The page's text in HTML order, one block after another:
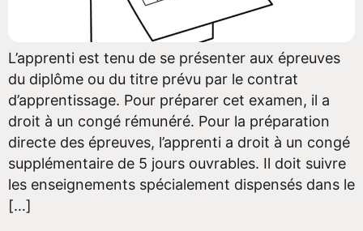
L’apprenti est tenu de se présenter aux épreuves
du diplôme ou du titre prévu par le contrat
d’apprentissage. Pour préparer cet examen, il a
droit à un congé rémunéré. Pour la préparation
directe des épreuves, l’apprenti a droit à un congé
supplémentaire de 5 jours ouvrables. Il doit suivre
les enseignements spécialement dispensés dans le
[…]